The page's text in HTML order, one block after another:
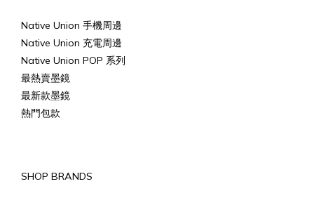
Native Union 手機周邊
Native Union 充電周邊
Native Union POP 系列
最熱賣墨鏡
最新款墨鏡
熱門包款
SHOP BRANDS